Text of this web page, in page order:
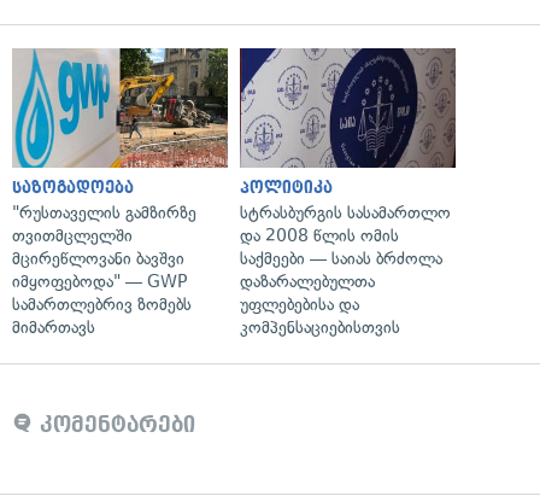
საზოგადოება
"რუსთაველის გამზირზე
თვითმცლელში
მცირეწლოვანი ბავშვი
იმყოფებოდა" — GWP
სამართლებრივ ზომებს
მიმართავს
პოლიტიკა
სტრასბურგის სასამართლო
და 2008 წლის ომის
საქმეები — საიას ბრძოლა
დაზარალებულთა
უფლებებისა და
კომპენსაციებისთვის
კომენტარები